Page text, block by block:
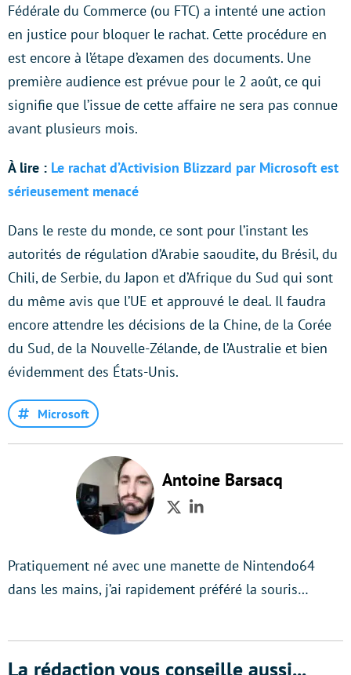
Fédérale du Commerce (ou FTC) a intenté une action
en justice pour bloquer le rachat. Cette procédure en
est encore à l’étape d’examen des documents. Une
première audience est prévue pour le 2 août, ce qui
signifie que l’issue de cette affaire ne sera pas connue
avant plusieurs mois.
À lire : Le rachat d’Activision Blizzard par Microsoft est
sérieusement menacé
Dans le reste du monde, ce sont pour l’instant les
autorités de régulation d’Arabie saoudite, du Brésil, du
Chili, de Serbie, du Japon et d’Afrique du Sud qui sont
du même avis que l’UE et approuvé le deal. Il faudra
encore attendre les décisions de la Chine, de la Corée
du Sud, de la Nouvelle-Zélande, de l’Australie et bien
évidemment des États-Unis.
Microsoft
Antoine Barsacq
TwitterLinkedIn
Pratiquement né avec une manette de Nintendo64
dans les mains, j’ai rapidement préféré la souris…
La rédaction vous conseille aussi...